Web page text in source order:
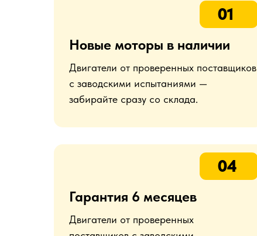
Двигатели от проверенных поставщиков
с заводскими испытаниями —
забирайте сразу со склада.
Новые моторы в наличии
01
Двигатели от проверенных
Гарантия 6 месяцев
04